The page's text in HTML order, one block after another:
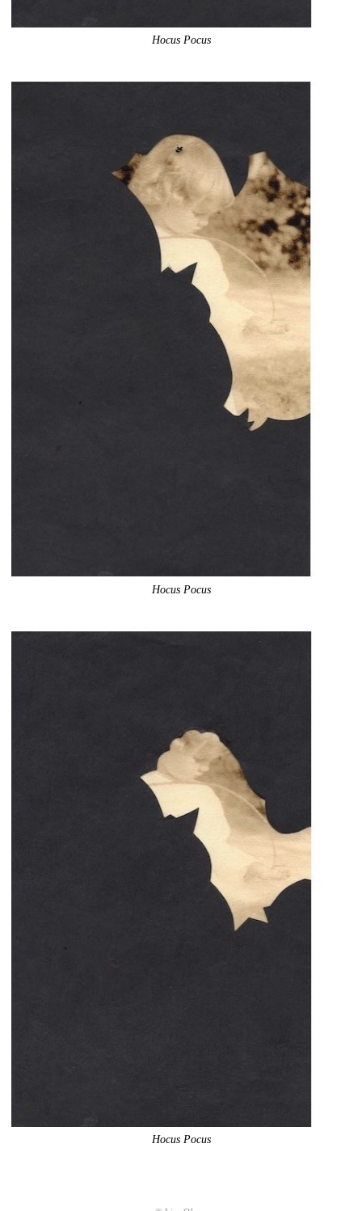
Hocus Pocus
Hocus Pocus
Hocus Pocus